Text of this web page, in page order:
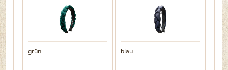
grün blau